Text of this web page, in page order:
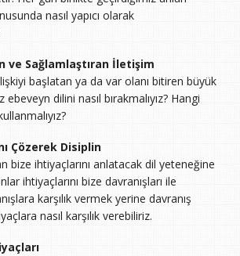
nasıl yapıcı olarak
ve Sağlamlaştıran İletişim
başlatan ya da var olanı bitiren büyük
dilini nasıl bırakmalıyız? Hangi
Çözerek Disiplin
bize ihtiyaçlarını anlatacak dil yeteneğine
ihtiyaçlarını bize davranışları ile
karşılık vermek yerine davranış
nasıl karşılık verebiliriz.